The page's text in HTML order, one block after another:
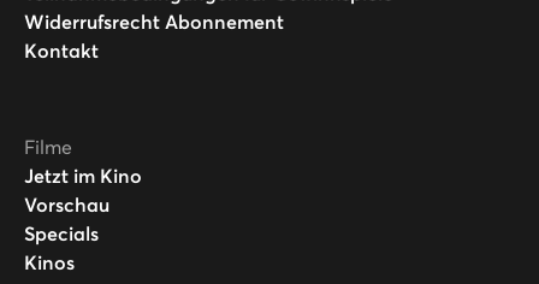
Widerrufsrecht Abonnement
Kontakt
Filme
Jetzt im Kino
Vorschau
Specials
Kinos